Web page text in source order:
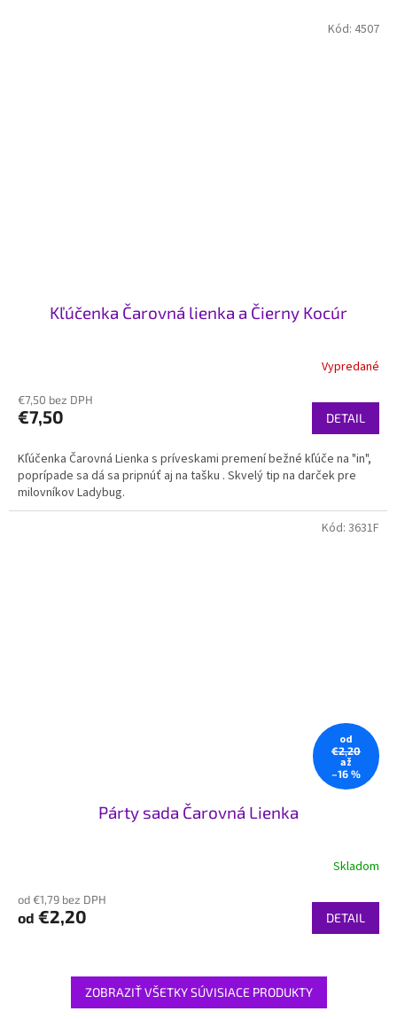
Kľúčenka Čarovná lienka a Čierny Kocúr
Vypredané
€7,50 bez DPH
€7,50 DETAIL
Kľúčenka Čarovná Lienka s príveskami premení bežné kľúče na "in",
poprípade sa dá sa pripnúť aj na tašku . Skvelý tip na darček pre
milovníkov Ladybug.
Kód: 4507
od
€2,20
až
–16 %
Párty sada Čarovná Lienka
Skladom
od €1,79 bez DPH
od €2,20 DETAIL
Kód: 3631F
ZOBRAZIŤ VŠETKY SÚVISIACE PRODUKTY